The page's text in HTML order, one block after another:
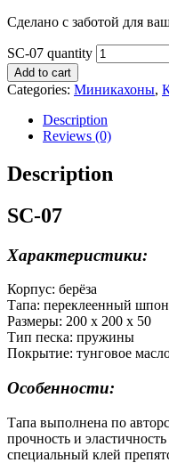
Сделано с заботой для
SC-07 quantity
Add to cart
Categories: Миникахоны,
Description
Reviews (0)
Description
SC-07
Характеристики:
Корпус: берёза
Тапа: переклеенный шпон
Размеры: 200 х 200 х 50
Тип песка: пружины
Покрытие: тунговое
Особенности:
Тапа выполнена по
прочность и
специальный клей